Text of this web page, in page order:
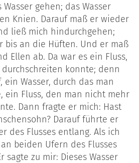
gehen; das Wasser
Knien. Darauf maß er wieder
ließ mich hindurchgehen;
bis an die Hüften. Und er maß
Ellen ab. Da war es ein Fluss,
konnte; denn
ein Wasser, durch das man
ein Fluss, den man nicht mehr
Dann fragte er mich: Hast
Darauf führte er
des Flusses entlang. Als ich
beiden Ufern des Flusses
sagte zu mir: Dieses Wasser